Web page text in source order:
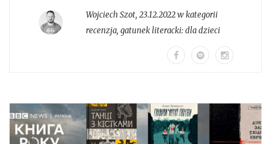
Wojciech Szot, 23.12.2022 w kategorii
recenzja, gatunek literacki:dla dzieci